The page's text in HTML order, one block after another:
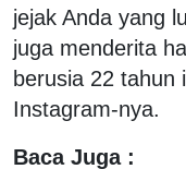
jejak Anda yang
juga menderita
berusia 22 tahun
Instagram-nya.
Baca Juga :